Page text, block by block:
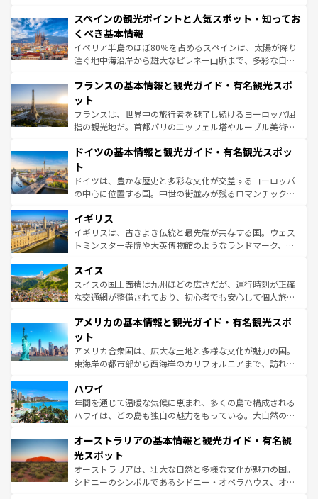
ろん、トスカーナの美しい田園風景やアマルフィ海岸の絶
景など、自然景観も見逃せない。観光の合間には、本場の
ピザやパスタなど、絶品のイタリア料理を堪能することも
できる。朝目覚めてから夜眠るまで、すべての瞬間を楽し
なお、新着のイタリア情報はコンテンツ一覧を参照してほ
しい。
スペインの観光ポイントと人気スポット・知ってお
くべき基本情報
イベリア半島のほぼ80％を占めるスペインは、太陽が降り
注ぐ地中海沿岸から雄大なピレネー山脈まで、多彩な自然
文化が根付くこの国では、情熱的なフラメンコ、熱気あふ
れる闘牛、そして美味しいタパスが生活の一部となってい
る。首都マドリードの洗練された雰囲気や、バルセロナの
アートに溢れた街角から、地方では古代ローマ遺跡や中世
せる。地方によって風土や気候が異なるスペインはその個
ンテンツ一覧 を参照してほしい。
フランスの基本情報と観光ガイド・有名観光スポ
ット
フランスは、世界中の旅行者を魅了し続けるヨーロッパ屈
指の観光地だ。首都パリのエッフェル塔やルーブル美術館
で、幅広い魅力が詰まっている。華麗な宮殿、歴史的な大
聖堂、美しいビーチ、そして豊かな自然が、訪れる者を心
から魅了する。また、フランスは美食の国としても知ら
れ、フランス料理はユネスコ無形文化遺産にも登録されて
香り高いラベンダー畑など、多彩な楽しみ方が可能だ。さ
らに、パリ以外の地域にも魅力が溢れており、どの街角に
も豊かな歴史と文化が息づいている。パリ以外の個性あふ
を参照してほしい。
ドイツの基本情報と観光ガイド・有名観光スポッ
ト
ドイツは、豊かな歴史と多彩な文化が交差するヨーロッパ
の中心に位置する国。中世の街並みが残るロマンチック街
顔を持つこの国は、どこを歩いても飽きることがない。ベ
ルリンの文化的活気、バイエルン州のアルプスの絶景、そ
してライン川沿いのワイン畑といった風景は必見。ビール
は、お酒好きな人にはぜひ体験してほしい。 なお、新着の
ドイツ情報はコンテンツ一覧を参照してほしい。
イギリス
イギリスは、古きよき伝統と最先端が共存する国。ウェス
トミンスター寺院や大英博物館のようなランドマーク、歴
リアごとに異なる魅力がある。また、優雅なアフタヌーン
ティー、ビール好きにはたまらない英国パブ、サッカー観
戦など、本場だからこそできる体験も豊富。イギリスを旅
ンツ一覧を参照してほしい。
スイス
スイスの国土面積は九州ほどの広さだが、運行時刻が正確
な交通網が整備されており、初心者でも安心して個人旅行
の建物がそのまま残る町や、スイスならではのユニークな
博物館もあり、アルプス観光だけでなく町歩きも満喫する
ことができる。国民の所得が高いため物価も高いが、旅行
者向けの交通パス提供のサービスもあり、うまく活用すれ
着のスイス情報は
アメリカの基本情報と観光ガイド・有名観光スポ
ット
アメリカ合衆国は、広大な土地と多様な文化が魅力の国。
東海岸の都市部から西海岸のカリフォルニアまで、訪れる
のような巨大都市は、観光、ショッピング、エンターテイ
ンメントが詰まった刺激的なスポットだ。一方、アメリカ
西部には大自然が広がり、グランドキャニオンやイエロー
部のニューオーリンズでは、音楽と美食が融合した独特の
文化が魅力。旅行者はアメリカの各地域で異なる魅力を楽
しみながら、その多様性と豊かな歴史を感じることができ
るだろう。車でのロードトリップや列車の旅も、アメリカ
ハワイ
年間を通じて温暖な気候に恵まれ、多くの島で構成される
ハワイは、どの島も独自の魅力をもっている。大自然の神
ワイ島は見逃せない。また、定番の観光地といえばオアフ
島だが、静かな自然を求めるならマウイ島やカウアイ島が
おすすめ。エメラルドグリーンに輝く海をはじめ、豊かな
文化や歴史が息づいている。「アロハスピリット」と呼ば
オーストラリアの基本情報と観光ガイド・有名観
光スポット
オーストラリアは、壮大な自然と多様な文化が魅力の国。
シドニーのシンボルであるシドニー・オペラハウス、オー